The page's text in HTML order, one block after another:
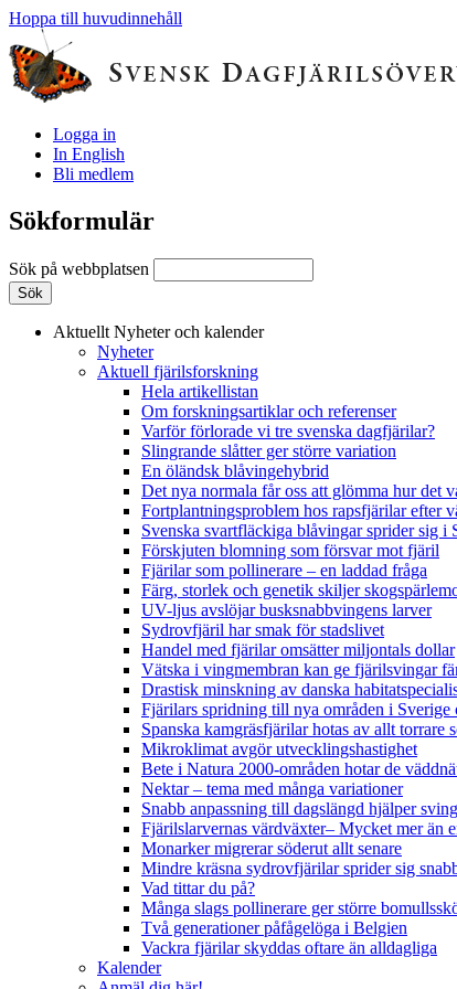
Hoppa till huvudinnehåll
Logga in
In English
Bli medlem
Sökformulär
Sök på webbplatsen
Aktuellt Nyheter och kalender
Nyheter
Aktuell fjärilsforskning
Hela artikellistan
Om forskningsartiklar och referenser
Varför förlorade vi tre svenska dagfjärilar?
Slingrande slåtter ger större variation
En öländsk blåvingehybrid
Det nya normala får oss att glömma hur det
Fortplantningsproblem hos rapsfjärilar efter
Svenska svartfläckiga blåvingar sprider sig i
Förskjuten blomning som försvar mot fjäril
Fjärilar som pollinerare – en laddad fråga
Färg, storlek och genetik skiljer
UV-ljus avslöjar busksnabbvingens larver
Sydrovfjäril har smak för stadslivet
Handel med fjärilar omsätter miljontals dollar
Vätska i vingmembran kan ge fjärilsvingar
Drastisk minskning av danska
Fjärilars spridning till nya områden i
Spanska kamgräsfjärilar hotas av allt torrare
Mikroklimat avgör utvecklingshastighet
Bete i Natura 2000-områden hotar de
Nektar – tema med många variationer
Snabb anpassning till dagslängd hjälper
Fjärilslarvernas värdväxter– Mycket mer än
Monarker migrerar söderut allt senare
Mindre kräsna sydrovfjärilar sprider sig
Vad tittar du på?
Många slags pollinerare ger större
Två generationer påfågelöga i Belgien
Vackra fjärilar skyddas oftare än alldagliga
Kalender